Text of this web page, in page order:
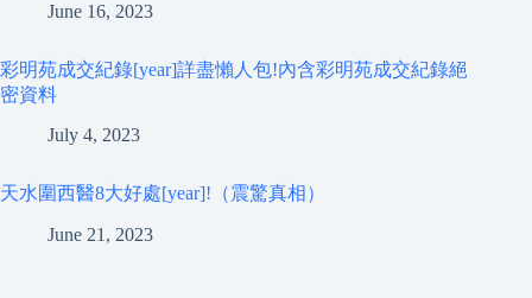
June 16, 2023
彩明苑成交紀錄[year]詳盡懶人包!內含彩明苑成交紀錄絕
密資料
July 4, 2023
天水圍西醫8大好處[year]!（震驚真相）
June 21, 2023